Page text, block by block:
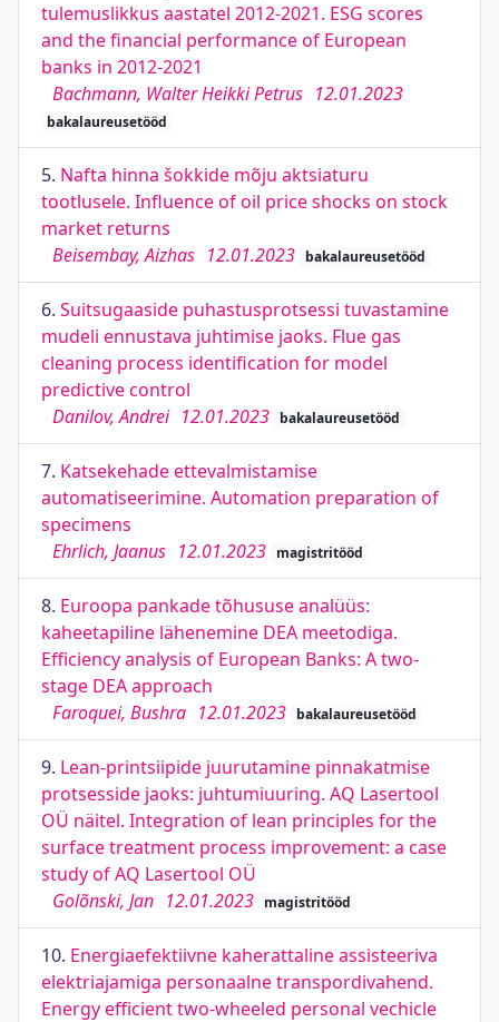
tulemuslikkus aastatel 2012-2021. ESG scores
and the financial performance of European
banks in 2012-2021
Bachmann, Walter Heikki Petrus 12.01.2023
bakalaureusetööd
5. Nafta hinna šokkide mõju aktsiaturu
tootlusele. Influence of oil price shocks on stock
market returns
Beisembay, Aizhas 12.01.2023 bakalaureusetööd
6. Suitsugaaside puhastusprotsessi tuvastamine
mudeli ennustava juhtimise jaoks. Flue gas
cleaning process identification for model
predictive control
Danilov, Andrei 12.01.2023 bakalaureusetööd
7. Katsekehade ettevalmistamise
automatiseerimine. Automation preparation of
specimens
Ehrlich, Jaanus 12.01.2023 magistritööd
8. Euroopa pankade tõhususe analüüs:
kaheetapiline lähenemine DEA meetodiga.
Efficiency analysis of European Banks: A two-
stage DEA approach
Faroquei, Bushra 12.01.2023 bakalaureusetööd
9. Lean-printsiipide juurutamine pinnakatmise
protsesside jaoks: juhtumiuuring. AQ Lasertool
OÜ näitel. Integration of lean principles for the
surface treatment process improvement: a case
study of AQ Lasertool OÜ
Golõnski, Jan 12.01.2023 magistritööd
10. Energiaefektiivne kaherattaline assisteeriva
elektriajamiga personaalne transpordivahend.
Energy efficient two-wheeled personal vechicle